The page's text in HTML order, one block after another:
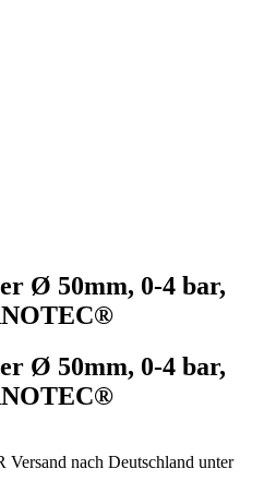
Ø 50mm, 0-4 bar,
Ø 50mm, 0-4 bar,
Versand nach Deutschland unter